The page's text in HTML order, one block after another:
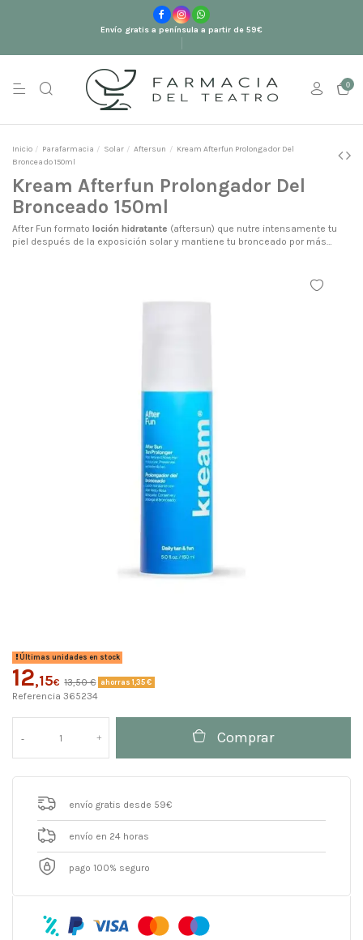
Envío gratis a península a partir de 59€
0
Inicio Parafarmacia Solar Aftersun
Kream Afterfun Prolongador Del
Bronceado 150ml
Kream Afterfun Prolongador Del
Bronceado 150ml
After Fun formato loción hidratante (aftersun) que nutre intensamente tu
piel después de la exposición solar y mantiene tu bronceado por más
Últimas unidades en stock
12,15€ 13,50 € ahorras 1,35 €
Referencia 365234
Comprar
envío gratis desde 59€
envío en 24 horas
pago 100% seguro